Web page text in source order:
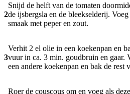
2
Snijd de helft van de tomaten
de ijsbergsla en de bleekselderij.
smaak met peper en zout.
3
Verhit 2 el olie in een koekenpan en
vuur in ca. 3 min. goudbruin en gaar.
een andere koekenpan en bak de rest
Roer de couscous om en voeg als